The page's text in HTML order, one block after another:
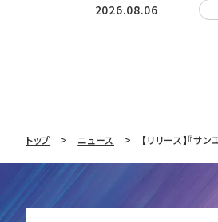
2026.08.06
トップ ニュース 【リリース】『